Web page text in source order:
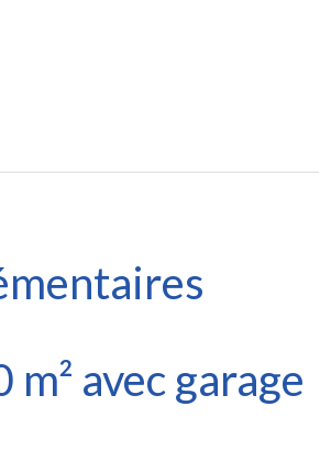
avec garage